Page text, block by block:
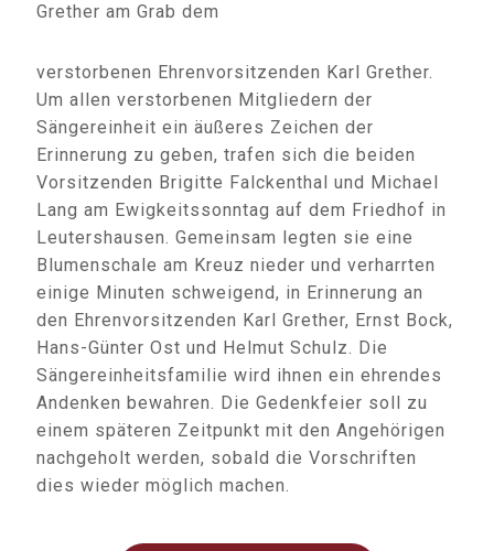
Grether am Grab dem
verstorbenen Ehrenvorsitzenden Karl Grether.
Um allen verstorbenen Mitgliedern der
Sängereinheit ein äußeres Zeichen der
Erinnerung zu geben, trafen sich die beiden
Vorsitzenden Brigitte Falckenthal und Michael
Lang am Ewigkeitssonntag auf dem Friedhof in
Leutershausen. Gemeinsam legten sie eine
Blumenschale am Kreuz nieder und verharrten
einige Minuten schweigend, in Erinnerung an
den Ehrenvorsitzenden Karl Grether, Ernst Bock,
Hans-Günter Ost und Helmut Schulz. Die
Sängereinheitsfamilie wird ihnen ein ehrendes
Andenken bewahren. Die Gedenkfeier soll zu
einem späteren Zeitpunkt mit den Angehörigen
nachgeholt werden, sobald die Vorschriften
dies wieder möglich machen.